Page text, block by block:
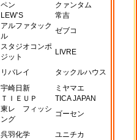
ペン
クァンタム
LEW’S
常吉
アルファタック
ル
ゼブコ
スタジオコンポ
ジット
LIVRE
リバレイ
タックルハウス
宇崎日新
ミヤマエ
ＴＩＥＵＰ
TICA JAPAN
東レ フィッシ
ング
ゴーセン
呉羽化学
ユニチカ